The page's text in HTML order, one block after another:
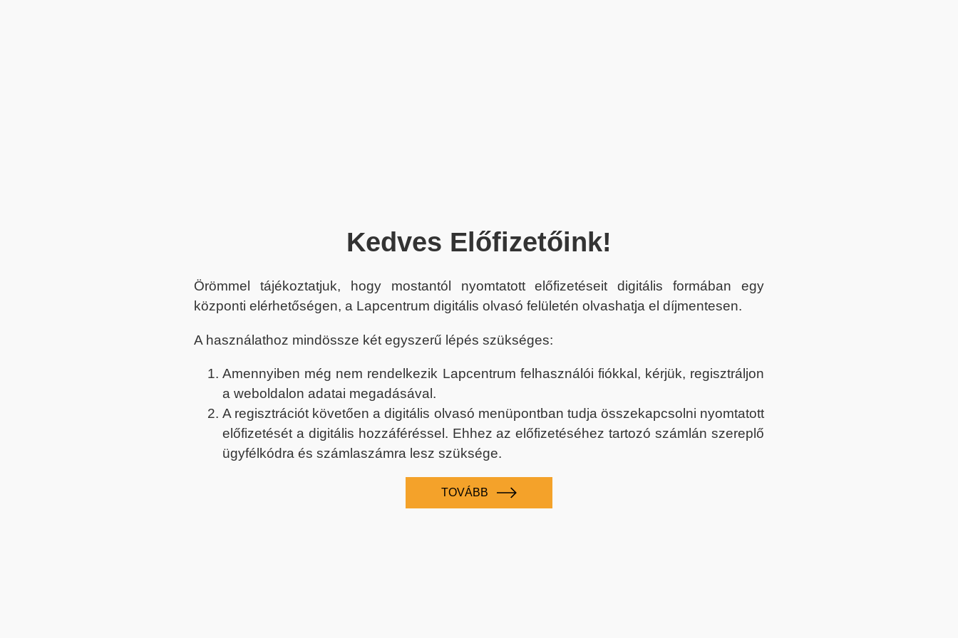
Kedves Előfizetőink!
Örömmel tájékoztatjuk, hogy mostantól nyomtatott előfizetéseit digitális formában egy
központi elérhetőségen, a Lapcentrum digitális olvasó felületén olvashatja el díjmentesen.
A használathoz mindössze két egyszerű lépés szükséges:
Amennyiben még nem rendelkezik Lapcentrum felhasználói fiókkal, kérjük, regisztráljon
a weboldalon adatai megadásával.
A regisztrációt követően a digitális olvasó menüpontban tudja összekapcsolni nyomtatott
előfizetését a digitális hozzáféréssel. Ehhez az előfizetéséhez tartozó számlán szereplő
ügyfélkódra és számlaszámra lesz szüksége.
TOVÁBB